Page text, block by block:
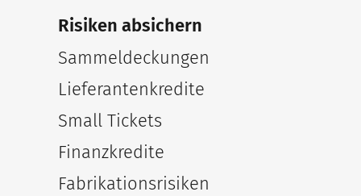
Risiken absichern
Sammeldeckungen
Lieferantenkredite
Small Tickets
Finanzkredite
Fabrikationsrisiken